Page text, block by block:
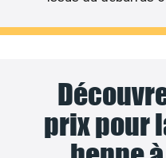
prix pour